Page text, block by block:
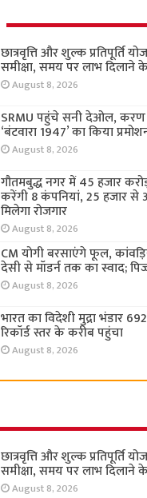
छात्रवृत्ति और शुल्क प्रतिपूर्ति
समीक्षा, समय पर लाभ दिलाने
August 8, 2026
SRMU पहुंचे सनी देओल, करण
‘बंटवारा 1947’ का किया
August 8, 2026
गौतमबुद्ध नगर में 45 हजार
करेंगी 8 कंपनियां, 25 हजार
मिलेगा रोजगार
August 8, 2026
CM योगी बरसाएंगे फूल,
देसी से मॉडर्न तक का स्वाद;
August 8, 2026
भारत का विदेशी मुद्रा भंडार
रिकॉर्ड स्तर के करीब पहुंचा
August 8, 2026
छात्रवृत्ति और शुल्क प्रतिपूर्ति
समीक्षा, समय पर लाभ दिलाने
August 8, 2026